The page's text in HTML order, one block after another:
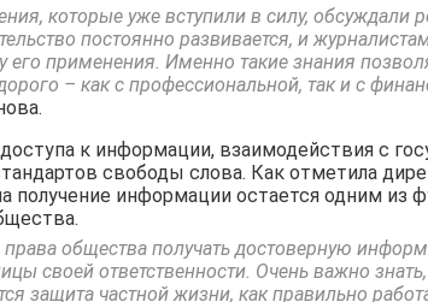
которые уже вступили в силу, обсуждали
постоянно развивается, и
его применения. Именно такие знания
– как с профессиональной, так и с
к информации, взаимодействия с
свободы слова. Как отметила
получение информации остается одним из
общества получать достоверную
своей ответственности. Очень важно знать,
защита частной жизни, как правильно